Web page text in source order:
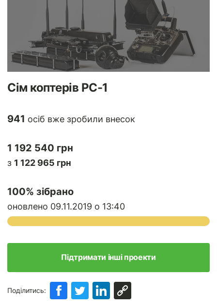
Сім коптерів PC-1
941 осіб вже зробили внесок
1 192 540 грн
з 1 122 965 грн
100% зібрано
оновлено 09.11.2019 о 13:40
Підтримати інші проекти
Поділитись: